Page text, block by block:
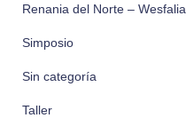
Renania del Norte – Wesfalia
Simposio
Sin categoría
Taller